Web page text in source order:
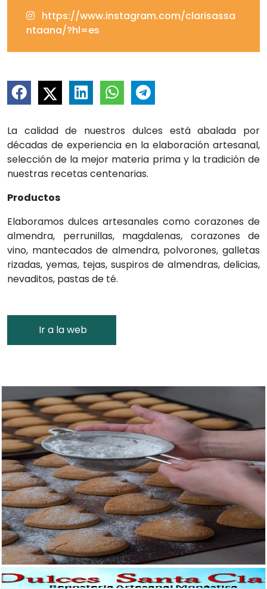
https://www.instagram.com/clarisassa
ntaana/?hl=es
La calidad de nuestros dulces está abalada por
décadas de experiencia en la elaboración artesanal,
selección de la mejor materia prima y la tradición de
nuestras recetas centenarias.
Productos
Elaboramos dulces artesanales como corazones de
almendra, perrunillas, magdalenas, corazones de
vino, mantecados de almendra, polvorones, galletas
rizadas, yemas, tejas, suspiros de almendras, delicias,
nevaditos, pastas de té.
Ir a la web